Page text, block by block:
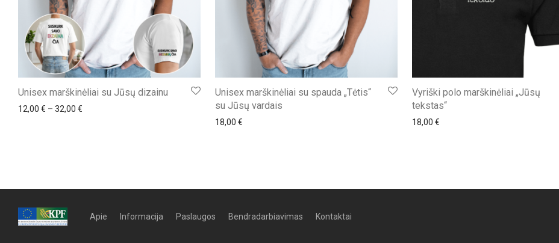
Unisex marškinėliai su Jūsų dizainu
12,00 € – 32,00 € Price range: 12,00 € through 32,00 €
Unisex marškinėliai su spauda „Tėtis“
su Jūsų vardais
18,00 €
Vyriški polo marškinėliai „Jūsų
tekstas“
18,00 €
Apie Informacija Paslaugos Bendradarbiavimas Kontaktai